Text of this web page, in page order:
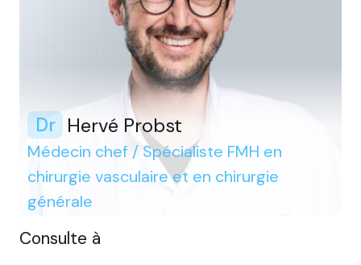
Dr Hervé Probst
Médecin chef / Spécialiste FMH en
chirurgie vasculaire et en chirurgie
générale
Consulte à